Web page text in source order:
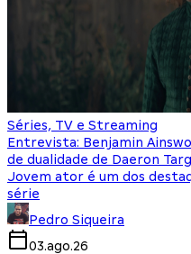
Séries, TV e Streaming
Entrevista: Benjamin
de dualidade de Daeron
Jovem ator é um dos
série
Pedro Siqueira
03.ago.26